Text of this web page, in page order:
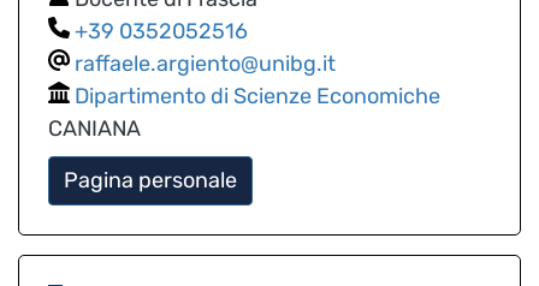
0352052516
raffaele.argiento@unibg.it
Dipartimento di Scienze Economiche
CANIANA
Pagina personale